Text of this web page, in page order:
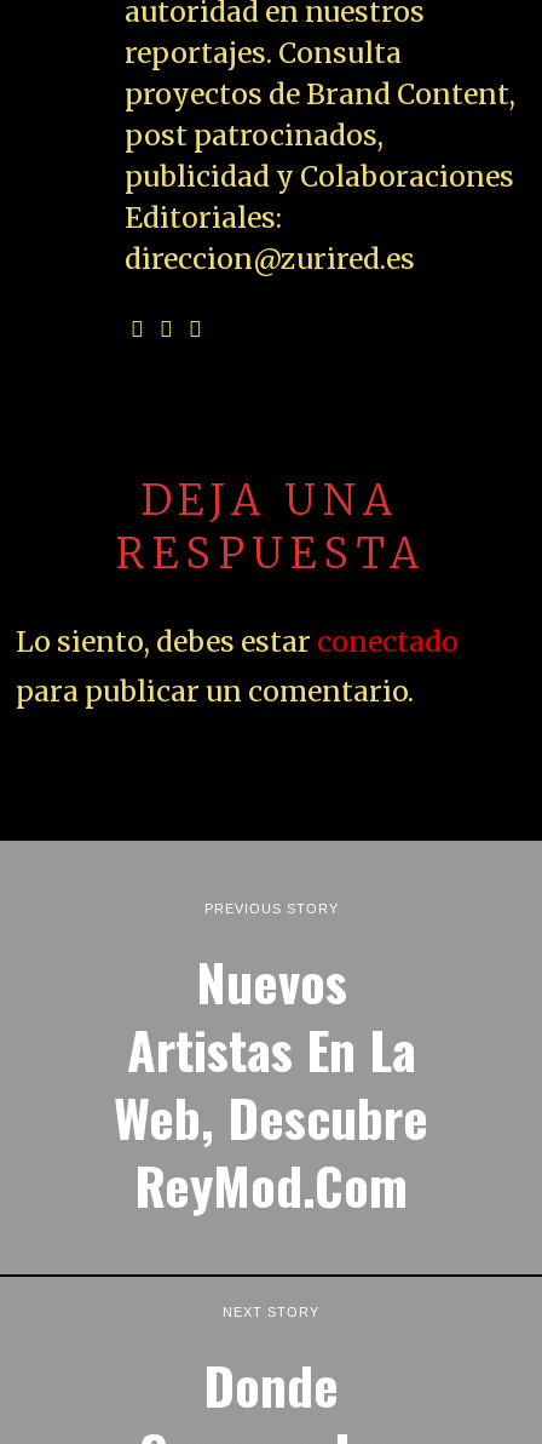
autoridad en nuestros
reportajes. Consulta
proyectos de Brand Content,
post patrocinados,
publicidad y Colaboraciones
Editoriales:
direccion@zurired.es
DEJA UNA
RESPUESTA
Lo siento, debes estar conectado
para publicar un comentario.
PREVIOUS STORY
Nuevos
Artistas En La
Web, Descubre
ReyMod.com
NEXT STORY
Donde